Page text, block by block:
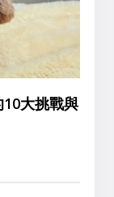
大挑戰與